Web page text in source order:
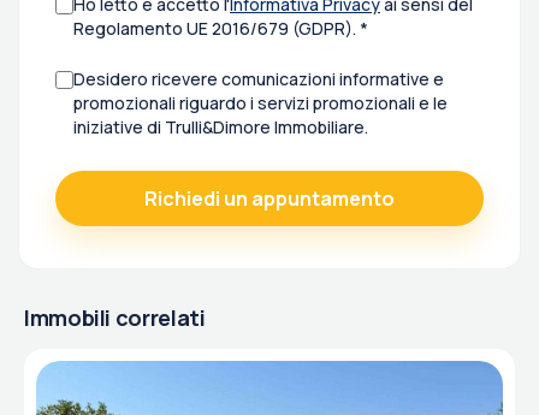
Regolamento UE 2016/679 (GDPR). *
Desidero ricevere comunicazioni informative e
promozionali riguardo i servizi promozionali e le
iniziative di Trulli&Dimore Immobiliare.
Immobili correlati